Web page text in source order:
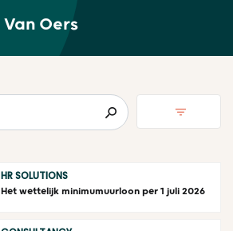
Van Oers
HR SOLUTIONS
Het wettelijk minimumuurloon per 1 juli 2026